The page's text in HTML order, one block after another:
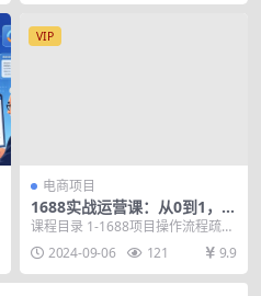
VIP
电商项目
1688实战运营课：从0到1，5
大基石构建盈利体系，打造高
课程目录 1-1688项目操作流程疏导
2-淘宝代销的5大成功基石 3-百单店
铺...2024-09-06 121 9.9